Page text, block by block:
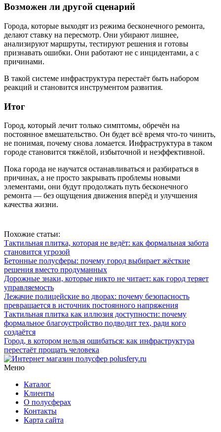
Возможен ли другой сценарий
Города, которые выходят из режима бесконечного ремонта,
делают ставку на пересмотр. Они убирают лишнее,
анализируют маршруты, тестируют решения и готовы
признавать ошибки. Они работают не с инцидентами, а с
причинами.
В такой системе инфраструктура перестаёт быть набором
реакций и становится инструментом развития.
Итог
Город, который лечит только симптомы, обречён на
постоянное вмешательство. Он будет всё время что-то чинить,
не понимая, почему снова ломается. Инфраструктура в таком
городе становится тяжёлой, избыточной и неэффективной.
Пока города не научатся останавливаться и разбираться в
причинах, а не просто закрывать проблемы новыми
элементами, они будут продолжать путь бесконечного
ремонта — без ощущения движения вперёд и улучшения
качества жизни.
Похожие статьи:
Тактильная плитка, которая не ведёт: как формальная забота
становится угрозой
Бетонные полусферы: почему город выбирает жёсткие
решения вместо продуманных
Дорожные знаки, которые никто не читает: как город теряет
управляемость
Лежачие полицейские во дворах: почему безопасность
превращается в источник постоянного напряжения
Тактильная плитка как иллюзия доступности: почему
формальное благоустройство подводит тех, ради кого
создаётся
Город, в котором нельзя ошибаться: как инфраструктура
перестаёт прощать человека
Меню
Каталог
Клиенты
О полусферах
Контакты
Карта сайта